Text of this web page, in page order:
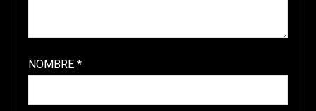
NOMBRE *